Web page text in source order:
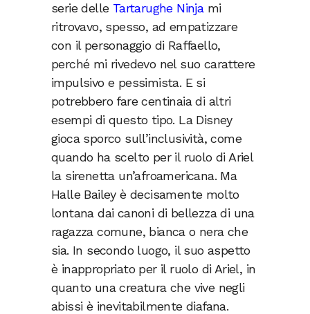
serie delle Tartarughe Ninjami
ritrovavo, spesso, ad empatizzare
con il personaggio di Raffaello,
perché mi rivedevo nel suo carattere
impulsivo e pessimista. E si
potrebbero fare centinaia di altri
esempi di questo tipo. La Disney
gioca sporco sull’inclusività, come
quando ha scelto per il ruolo di Ariel
la sirenetta un’afroamericana. Ma
Halle Bailey è decisamente molto
lontana dai canoni di bellezza di una
ragazza comune, bianca o nera che
sia. In secondo luogo, il suo aspetto
è inappropriato per il ruolo di Ariel, in
quanto una creatura che vive negli
abissi è inevitabilmente diafana.